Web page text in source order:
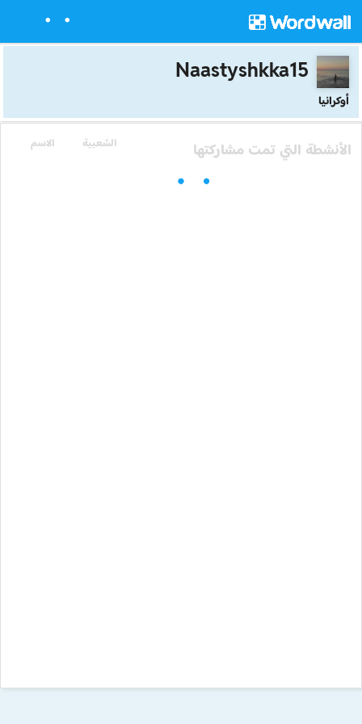
Naastyshkka15
أوكرانيا
الشعبية الاسم الأنشطة التي تمت مشاركتها